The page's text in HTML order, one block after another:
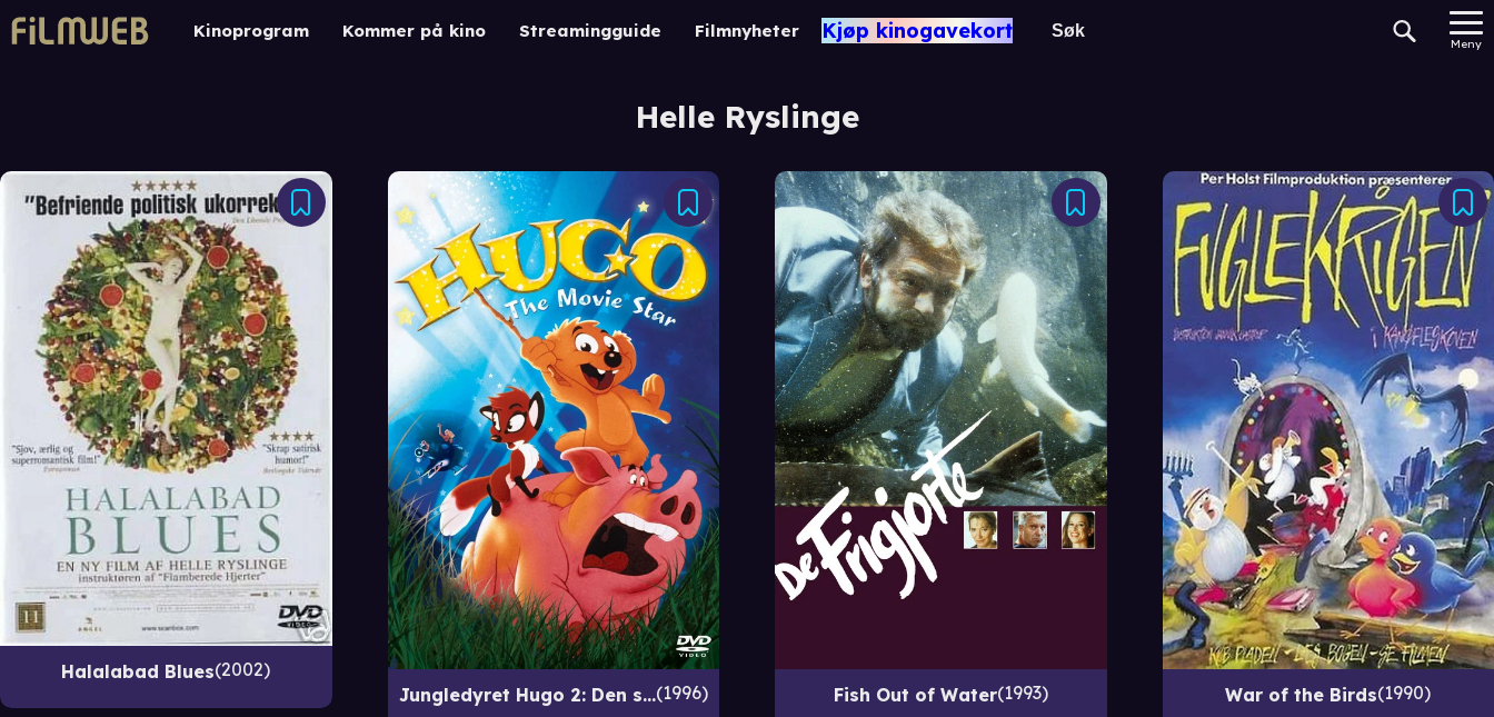
Kinoprogram Kommer på kino Streamingguide Filmnyheter Kjøp kinogavekort
Meny
Helle Ryslinge
Halalabad Blues 2002
Jungledyret Hugo 2: Den store filmhelten 1996 Fish Out of Water 1993 War of the Birds 1990